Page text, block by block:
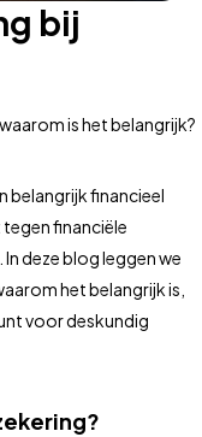
bij
is het belangrijk?
belangrijk financieel
financiële
deze blog leggen we
het belangrijk is,
voor deskundig